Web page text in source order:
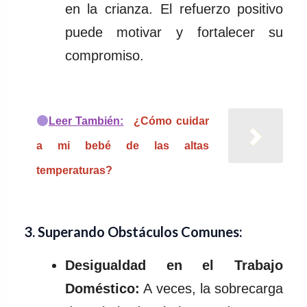
en la crianza. El refuerzo positivo
puede motivar y fortalecer su
compromiso.
Leer También: ¿Cómo cuidar
a mi bebé de las altas
temperaturas?
3.Superando Obstáculos Comunes:
Desigualdad en el Trabajo
Doméstico: A veces, la sobrecarga